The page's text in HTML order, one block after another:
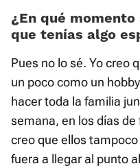
¿En qué
que tenías algo
Pues no lo sé. Yo creo
un poco como un
hacer toda la familia
semana, en los días
creo que ellos
fuera a llegar al punto